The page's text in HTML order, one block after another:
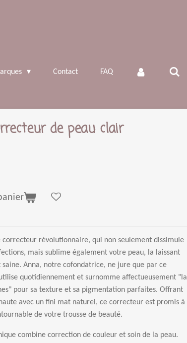
Contact FAQ
de peau clair
correcteur révolutionnaire, qui non seulement dissimule
mais sublime également votre peau, la laissant
saine. Anna, notre cofondatrice, ne jure que par ce
quotidiennement et surnomme affectueusement "la
pour sa texture et sa pigmentation parfaites. Offrant
avec un fini mat naturel, ce correcteur est promis à
de votre trousse de beauté.
combine correction de couleur et soin de la peau.